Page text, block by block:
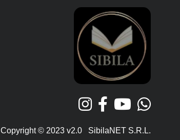
Copyright © 2023 v2.0 SibilaNET S.R.L.